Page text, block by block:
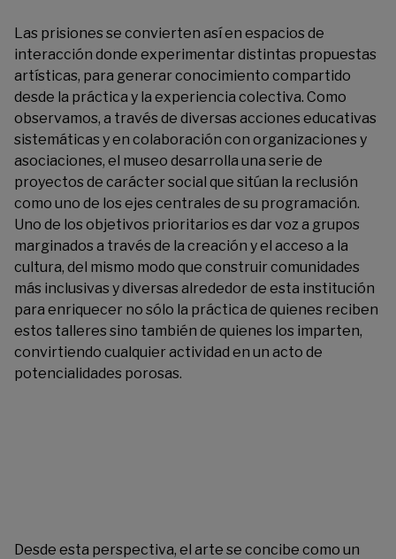
Las prisiones se convierten así en espacios de
interacción donde experimentar distintas propuestas
artísticas, para generar conocimiento compartido
desde la práctica y la experiencia colectiva. Como
observamos, a través de diversas acciones educativas
sistemáticas y en colaboración con organizaciones y
asociaciones, el museo desarrolla una serie de
proyectos de carácter social que sitúan la reclusión
como uno de los ejes centrales de su programación.
Uno de los objetivos prioritarios es dar voz a grupos
marginados a través de la creación y el acceso a la
cultura, del mismo modo que construir comunidades
más inclusivas y diversas alrededor de esta institución
para enriquecer no sólo la práctica de quienes reciben
estos talleres sino también de quienes los imparten,
convirtiendo cualquier actividad en un acto de
potencialidades porosas.
Desde esta perspectiva, el arte se concibe como un